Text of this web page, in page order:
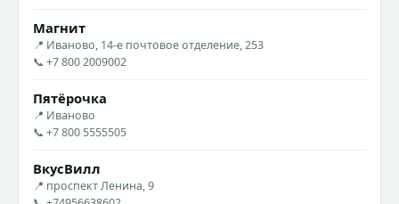
Магнит
📍 Иваново, 14-е почтовое отделение, 253
📞 +7 800 2009002
Пятёрочка
📍 Иваново
📞 +7 800 5555505
ВкусВилл
📍 проспект Ленина, 9